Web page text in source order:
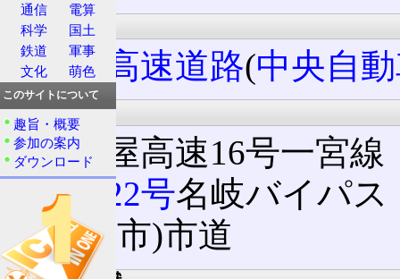
所属路線名
名神高速道路(中央自
接続路線名
名古屋高速16号一宮線
国道22号名岐バイパス
(一宮市)市道
通信
電算
科学
国土
鉄道
軍事
文化
萌色
このサイトについて
趣旨・概要
参加の案内
ダウンロード